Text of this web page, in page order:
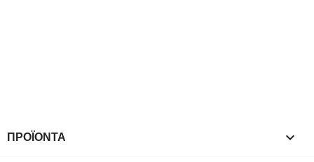
ΠΡΟΪΌΝΤΑ 